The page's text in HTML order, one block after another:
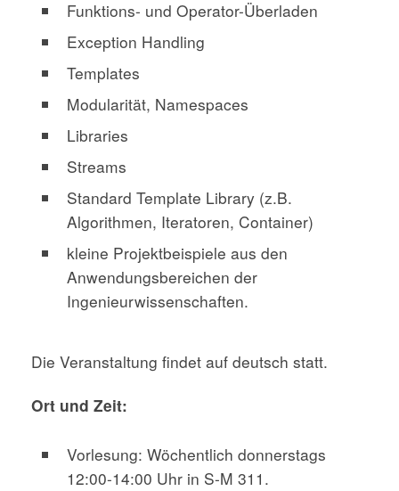
Funktions- und Operator-Überladen
Exception Handling
Templates
Modularität, Namespaces
Libraries
Streams
Standard Template Library (z.B.
Algorithmen, Iteratoren, Container)
kleine Projektbeispiele aus den
Anwendungsbereichen der
Ingenieurwissenschaften.
Die Veranstaltung findet auf deutsch statt.
Ort und Zeit:
Vorlesung: Wöchentlich donnerstags
12:00-14:00 Uhr in S-M 311.